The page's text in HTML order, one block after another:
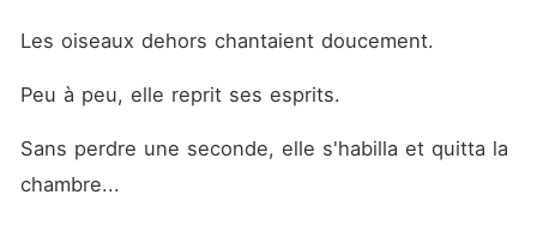
Les oiseaux dehors chantaient doucement.
Peu à peu, elle reprit ses esprits.
Sans perdre une seconde, elle s'habilla et quitta la
chambre...